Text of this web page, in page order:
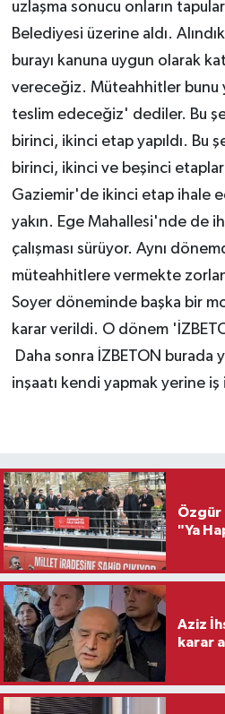
uzlaşma sonucu onların
Belediyesi üzerine aldı.
burayı kanuna uygun olarak
vereceğiz. Müteahhitler bunu
teslim edeceğiz' dediler. Bu
birinci, ikinci etap yapıldı. Bu
birinci, ikinci ve beşinci
Gaziemir'de ikinci etap ihale
yakın. Ege Mahallesi'nde de
çalışması sürüyor. Aynı
müteahhitlere vermekte
Soyer döneminde başka bir
karar verildi. O dönem
Daha sonra İZBETON burada
inşaatı kendi yapmak yerine iş
Özgür
"Ya
Aziz
karar